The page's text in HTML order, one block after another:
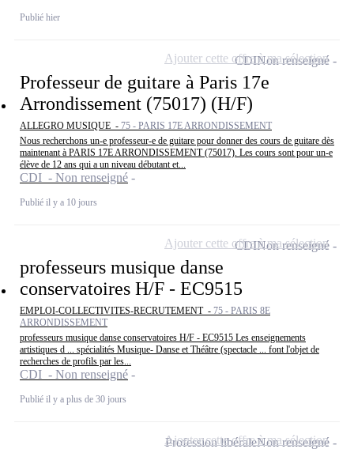
Publié hier
Professeur de guitare à Paris 17e
Arrondissement (75017) (H/F)
ALLEGRO MUSIQUE - 75 - PARIS 17E ARRONDISSEMENT
Nous recherchons un-e professeur-e de guitare pour donner des cours de guitare dès
maintenant à PARIS 17E ARRONDISSEMENT (75017). Les cours sont pour un-e
élève de 12 ans qui a un niveau débutant et...
CDI - Non renseigné
Publié il y a 10 jours
CDINon renseigné
Ajouter cette offre à ma sélection
professeurs musique danse
conservatoires H/F - EC9515
EMPLOI-COLLECTIVITES-RECRUTEMENT - 75 - PARIS 8E
ARRONDISSEMENT
professeurs musique danse conservatoires H/F - EC9515 Les enseignements
artistiques d ... spécialités Musique- Danse et Théâtre (spectacle ... font l'objet de
recherches de profils par les...
CDI - Non renseigné
Publié il y a plus de 30 jours
CDINon renseigné
Ajouter cette offre à ma sélection
Profession libéraleNon renseigné
Ajouter cette offre à ma sélection